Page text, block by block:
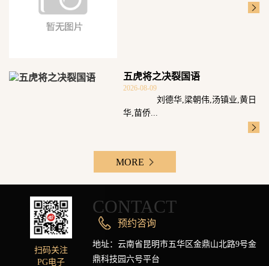
五虎将之决裂国语
2026-08-09
刘德华,梁朝伟,汤镇业,黄日
华,苗侨...
MORE
扫码关注
PG电子
CONTACT
预约咨询
地址：云南省昆明市五华区金鼎山北路9号金
鼎科技园六号平台